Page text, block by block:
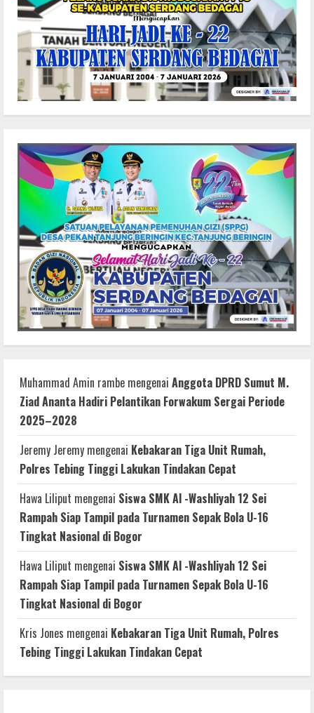
Muhammad Amin rambe mengenai Anggota DPRD Sumut M.
Ziad Ananta Hadiri Pelantikan Forwakum Sergai Periode
2025–2028
Jeremy Jeremy mengenai Kebakaran Tiga Unit Rumah,
Polres Tebing Tinggi Lakukan Tindakan Cepat
Hawa Liliput mengenai Siswa SMK Al -Washliyah 12 Sei
Rampah Siap Tampil pada Turnamen Sepak Bola U-16
Tingkat Nasional di Bogor
Hawa Liliput mengenai Siswa SMK Al -Washliyah 12 Sei
Rampah Siap Tampil pada Turnamen Sepak Bola U-16
Tingkat Nasional di Bogor
Kris Jones mengenai Kebakaran Tiga Unit Rumah, Polres
Tebing Tinggi Lakukan Tindakan Cepat